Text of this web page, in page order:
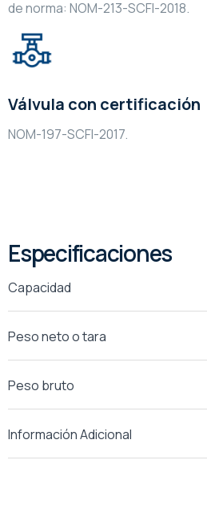
de norma: NOM-213-SCFI-2018.
Válvula con certificación
NOM-197-SCFI-2017.
Especificaciones
Capacidad
Peso neto o tara
Peso bruto
Información Adicional